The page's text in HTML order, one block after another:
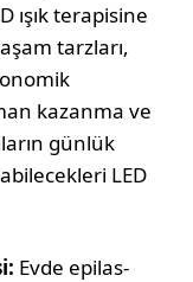
ışık terapisine
tarzları,
kazanma ve
günlük
LED
Evde epilas­